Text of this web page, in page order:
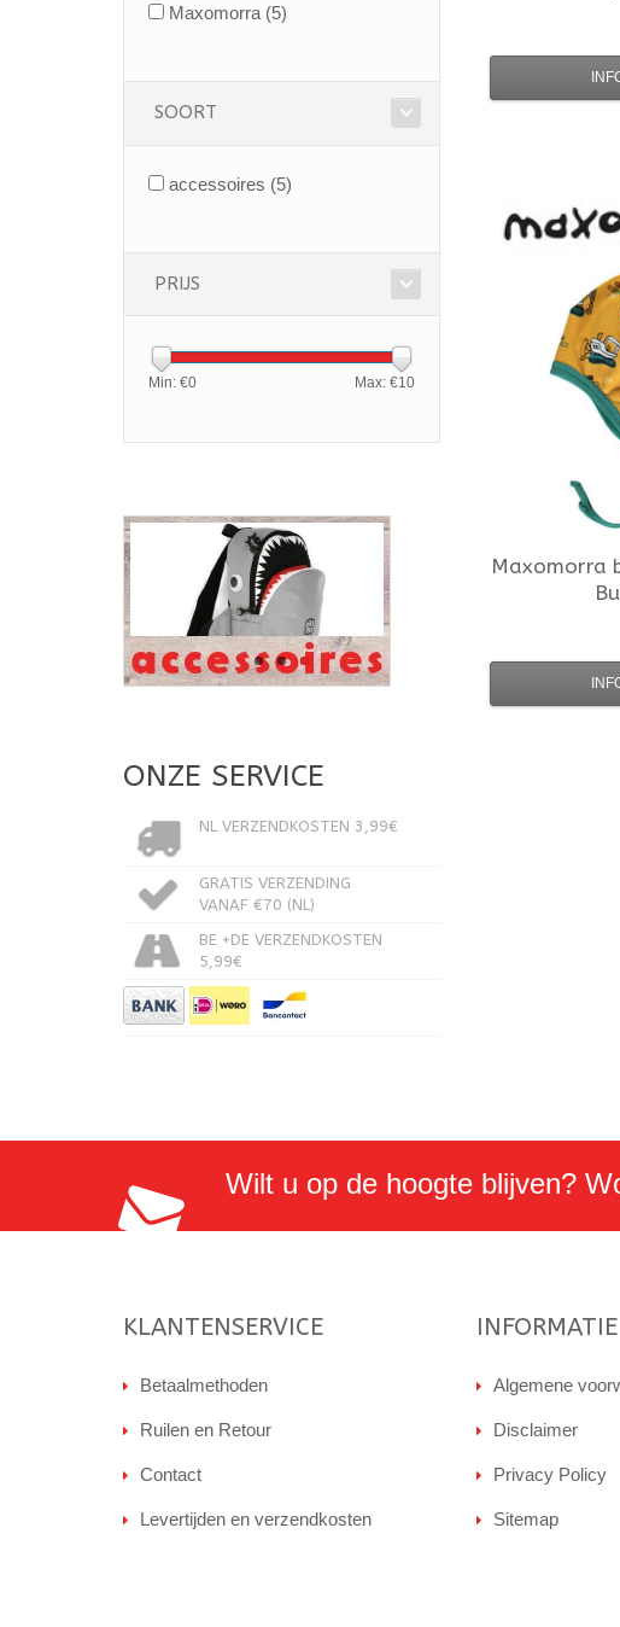
Maxomorra (5)
SOORT
accessoires (5)
PRIJS
Min: €0 Max: €10
ONZE SERVICE
NL VERZENDKOSTEN 3,99€
GRATIS VERZENDING
VANAF €70 (NL)
BE +DE VERZENDKOSTEN
5,99€
Maxomorra
Wilt u op de hoogte blijven?
KLANTENSERVICE
Betaalmethoden
Ruilen en Retour
Contact
Levertijden en verzendkosten
INFORMATIE
Algemene
Disclaimer
Privacy Policy
Sitemap